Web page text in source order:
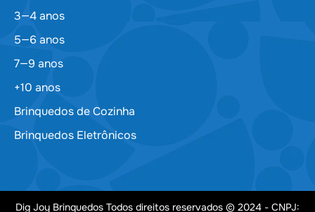
3—4 anos
5—6 anos
7—9 anos
+10 anos
Brinquedos de Cozinha
Brinquedos Eletrônicos
Dig Joy Brinquedos Todos direitos reservados © 2024 - CNPJ: